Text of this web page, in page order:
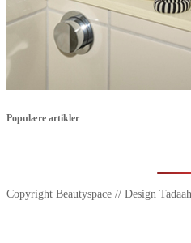
Populære artikler
Copyright Beautyspace // Design